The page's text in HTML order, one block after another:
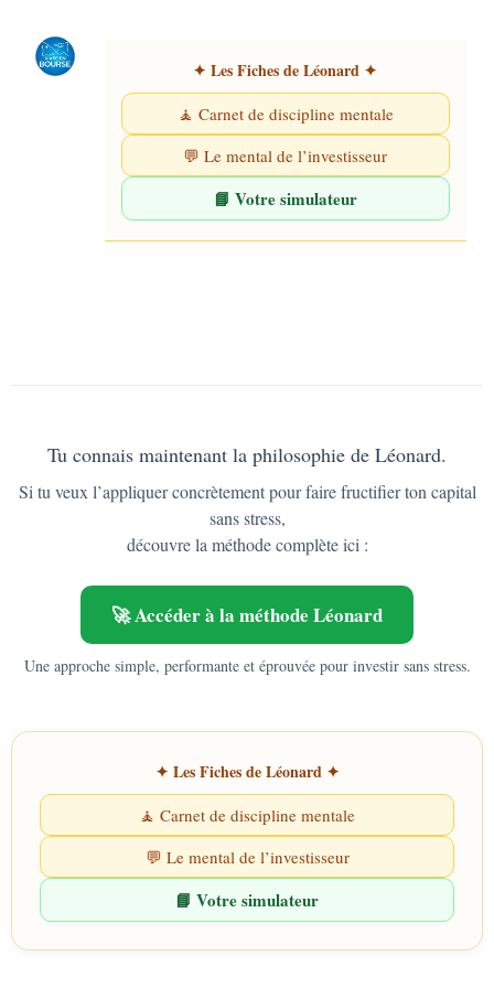
✦ Les Fiches de Léonard ✦
🧘 Carnet de discipline mentale
💬 Le mental de l’investisseur
📘 Votre simulateur
Tu connais maintenant la philosophie de Léonard.
Si tu veux l’appliquer concrètement pour faire fructifier ton capital
sans stress,
découvre la méthode complète ici :
🚀 Accéder à la méthode Léonard
Une approche simple, performante et éprouvée pour investir sans stress.
✦ Les Fiches de Léonard ✦
🧘 Carnet de discipline mentale
💬 Le mental de l’investisseur
📘 Votre simulateur